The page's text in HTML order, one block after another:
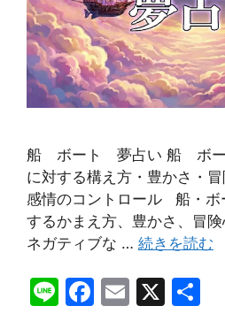
船 ボート 夢占い 船 ボー
に対する構え方・豊かさ・
感情のコントロール 船・ボ
するかまえ方、豊かさ、冒
ネガティブな … 続きを読む
Li F
E
X